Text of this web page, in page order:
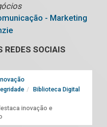
- Marketing
REDES SOCIAIS
Biblioteca Digital
inovação e